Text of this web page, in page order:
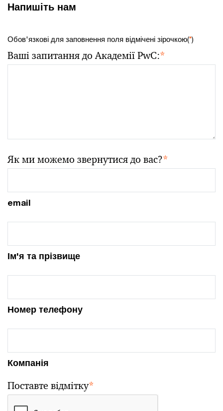
Напишіть нам
Обов'язкові для заповнення поля відмічені зірочкою(*)
Ваші запитання до Академії PwC:*
Як ми можемо звернутися до вас?*
email
Ім'я та прізвище
Номер телефону
Компанія
Поставте відмітку*